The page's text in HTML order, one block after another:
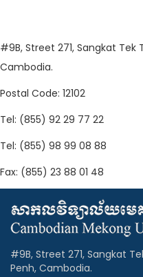
#9B, Street 271, Sangkat Tek
Cambodia.
Postal Code: 12102
Tel: (855) 92 29 77 22
Tel: (855) 98 99 08 88
Fax: (855) 23 88 01 48
#9B, Street 271, Sangkat
Penh, Cambodia.